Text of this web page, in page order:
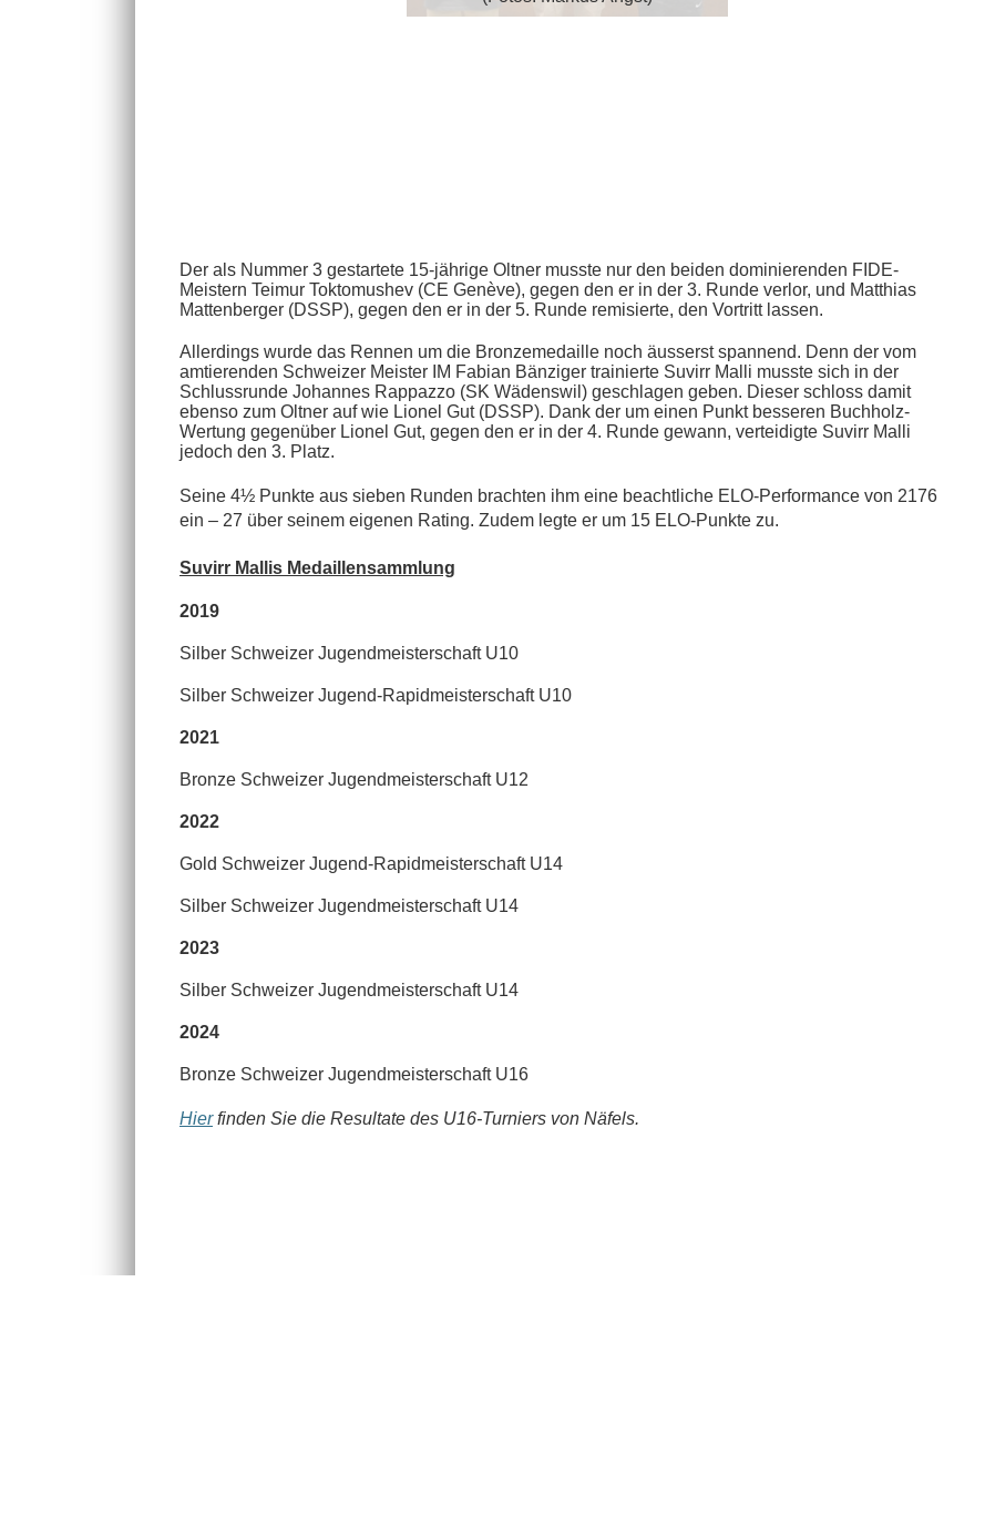
Der als Nummer 3 gestartete 15-jährige Oltner musste nur den beiden dominierenden FIDE-
Meistern Teimur Toktomushev (CE Genève), gegen den er in der 3. Runde verlor, und Matthias
Mattenberger (DSSP), gegen den er in der 5. Runde remisierte, den Vortritt lassen.
Allerdings wurde das Rennen um die Bronzemedaille noch äusserst spannend. Denn der vom
amtierenden Schweizer Meister IM Fabian Bänziger trainierte Suvirr Malli musste sich in der
Schlussrunde Johannes Rappazzo (SK Wädenswil) geschlagen geben. Dieser schloss damit
ebenso zum Oltner auf wie Lionel Gut (DSSP). Dank der um einen Punkt besseren Buchholz-
Wertung gegenüber Lionel Gut, gegen den er in der 4. Runde gewann, verteidigte Suvirr Malli
jedoch den 3. Platz.
Seine 4½ Punkte aus sieben Runden brachten ihm eine beachtliche ELO-Performance von 2176
ein – 27 über seinem eigenen Rating. Zudem legte er um 15 ELO-Punkte zu.
Suvirr Mallis Medaillensammlung
2019
Silber Schweizer Jugendmeisterschaft U10
Silber Schweizer Jugend-Rapidmeisterschaft U10
2021
Bronze Schweizer Jugendmeisterschaft U12
2022
Gold Schweizer Jugend-Rapidmeisterschaft U14
Silber Schweizer Jugendmeisterschaft U14
2023
Silber Schweizer Jugendmeisterschaft U14
2024
Bronze Schweizer Jugendmeisterschaft U16
Hierfinden Sie die Resultate des U16-Turniers von Näfels.